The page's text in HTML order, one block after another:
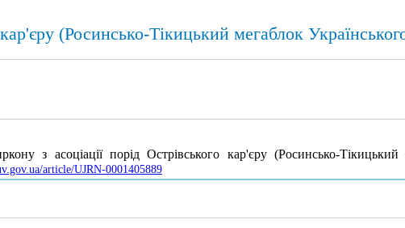
(Росинсько-Тікицький мегаблок
асоціації порід Острівського кар'єру (Росинсько-Тікицький
article/UJRN-0001405889